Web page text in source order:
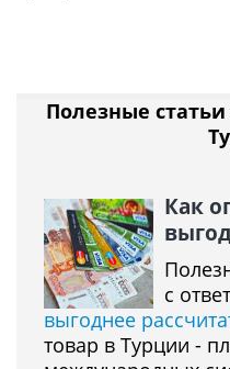
Полезные
Как
с
выгоднее
товар в Турции -